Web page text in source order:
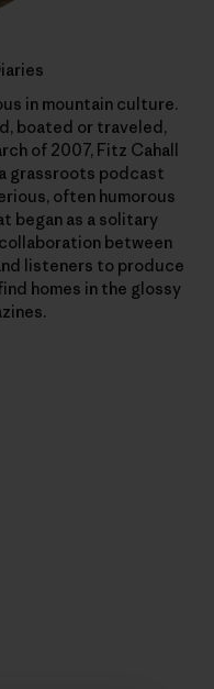
in mountain culture.
boated or traveled,
of 2007, Fitz Cahall
grassroots podcast
often humorous
began as a solitary
between
listeners to produce
homes in the glossy